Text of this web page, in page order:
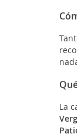
La